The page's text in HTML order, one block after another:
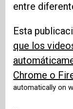
entre
Esta
que los
Chrome o
automatically on